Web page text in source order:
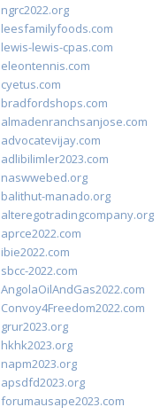
ngrc2022.org
leesfamilyfoods.com
lewis-lewis-cpas.com
eleontennis.com
cyetus.com
bradfordshops.com
almadenranchsanjose.com
advocatevijay.com
adlibilimler2023.com
naswwebed.org
balithut-manado.org
alteregotradingcompany.org
aprce2022.com
ibie2022.com
sbcc-2022.com
AngolaOilAndGas2022.com
Convoy4Freedom2022.com
grur2023.org
hkhk2023.org
napm2023.org
apsdfd2023.org
forumausape2023.com